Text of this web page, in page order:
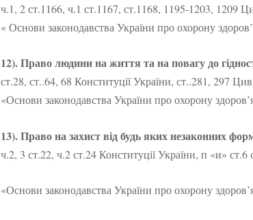
ч.1, 2 ст.1166, ч.1 ст.1167, ст.1168, 1195-1203, 1209
« Основи законодавства України про охорону
12). Право людини на життя та на повагу до
ст.28, ст..64, 68 Конституції України, ст..281, 297
«Основи законодавства України про охорону
13). Право на захист від будь яких незаконних
ч.2, 3 ст.22, ч.2 ст.24 Конституції України, п «и» ст.6
«Основи законодавства України про охорону